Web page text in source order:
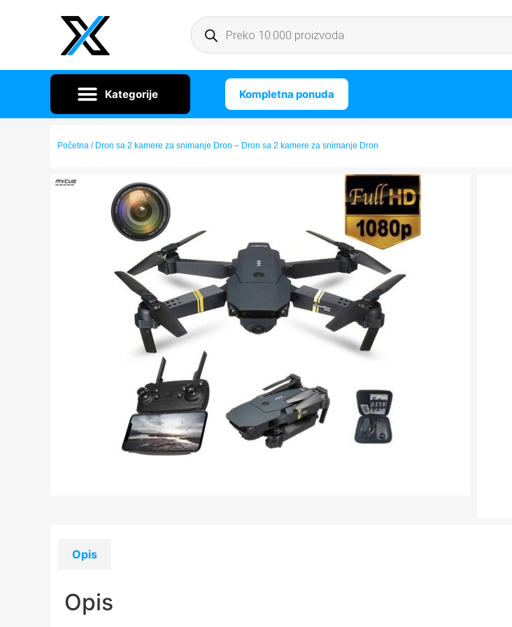
Kompletna ponuda
Početna / Dron sa 2 kamere za snimanje Dron – Dron sa 2 kamere za snimanje Dron
Opis
Opis